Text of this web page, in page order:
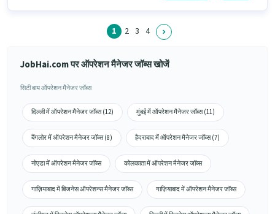
1 2 3 4
JobHai.com पर ऑपरेशन मैनेजर जॉब्स खोजें
सिटी बाय ऑपरेशन मैनेजर जॉब्स
दिल्ली में ऑपरेशन मैनेजर जॉब्स (12) मुंबई में ऑपरेशन मैनेजर जॉब्स (11)
बैंगलोर में ऑपरेशन मैनेजर जॉब्स (8) हैदराबाद में ऑपरेशन मैनेजर जॉब्स (7)
नोएडा में ऑपरेशन मैनेजर जॉब्स कोलकाता में ऑपरेशन मैनेजर जॉब्स
गाज़ियाबाद में बिजनेस ऑपरेशन्स मैनेजर जॉब्स गाज़ियाबाद में ऑपरेशन मैनेजर जॉब्स